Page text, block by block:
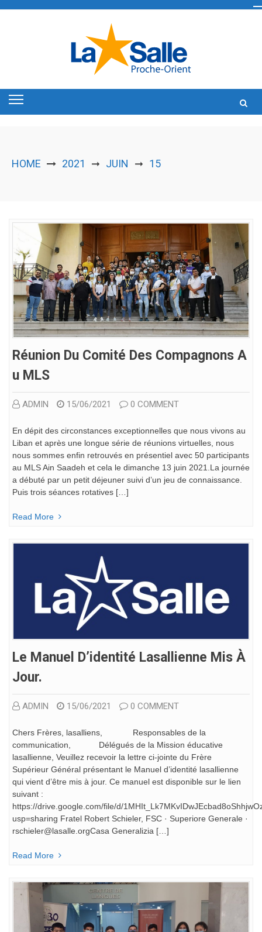
HOME 2021 ➞ JUIN ➞ 15
Réunion Du Comité Des Compagnons A
U MLS
ADMIN 15/06/2021 0 COMMENT
En dépit des circonstances exceptionnelles que nous vivons au
Liban et après une longue série de réunions virtuelles, nous
nous sommes enfin retrouvés en présentiel avec 50 participants
au MLS Ain Saadeh et cela le dimanche 13 juin 2021.La journée
a débuté par un petit déjeuner suivi d’un jeu de connaissance.
Puis trois séances rotatives […]
Read More
Le Manuel D’identité Lasallienne Mis À
Jour.
ADMIN 15/06/2021 0 COMMENT
Chers Frères, lasalliens, Responsables de la
communication, Délégués de la Mission éducative
lasallienne, Veuillez recevoir la lettre ci-jointe du Frère
Supérieur Général présentant le Manuel d’identité lasallienne
qui vient d’être mis à jour. Ce manuel est disponible sur le lien
suivant :
https://drive.google.com/file/d/
usp=sharing Fratel Robert Schieler, FSC · Superiore Generale ·
rschieler@lasalle.orgCasa Generalizia […]
Read More